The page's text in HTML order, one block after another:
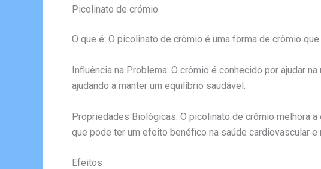
Picolinato de crómio
O que é: O picolinato de crômio é uma forma de crômio
Influência na Problema: O crômio é conhecido por ajudar
ajudando a manter um equilíbrio saudável.
Propriedades Biológicas: O picolinato de crômio melhora
que pode ter um efeito benéfico na saúde cardiovascular e
Efeitos